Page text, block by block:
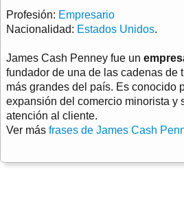
Profesión: Empresario
Nacionalidad: Estados Unidos.
James Cash Penney fue un
fundador de una de las cadenas de
más grandes del país. Es conocido
expansión del comercio minorista y
atención al cliente.
Ver más frases de James Cash